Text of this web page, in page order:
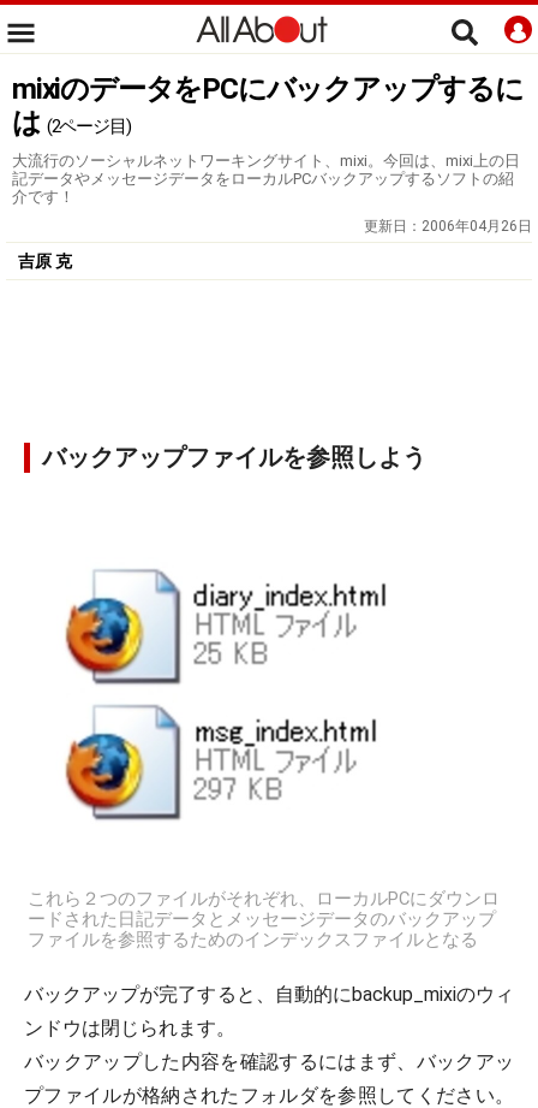
mixiのデータをPCにバックアップするに
は (2ページ目)
大流行のソーシャルネットワーキングサイト、mixi。今回は、mixi上の日
記データやメッセージデータをローカルPCバックアップするソフトの紹
介です！
更新日： 2006年04月26日
吉原 克
バックアップファイルを参照しよう
これら２つのファイルがそれぞれ、ローカルPCにダウンロ
ードされた日記データとメッセージデータのバックアップ
ファイルを参照するためのインデックスファイルとなる
バックアップが完了すると、自動的にbackup_mixiのウィ
ンドウは閉じられます。
バックアップした内容を確認するにはまず、バックアッ
プファイルが格納されたフォルダを参照してください。